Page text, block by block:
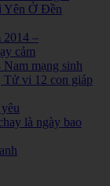
Yên Ở Đền
2014 –
cảm
mạng sinh
Tử vi 12 con giáp
là ngày bao